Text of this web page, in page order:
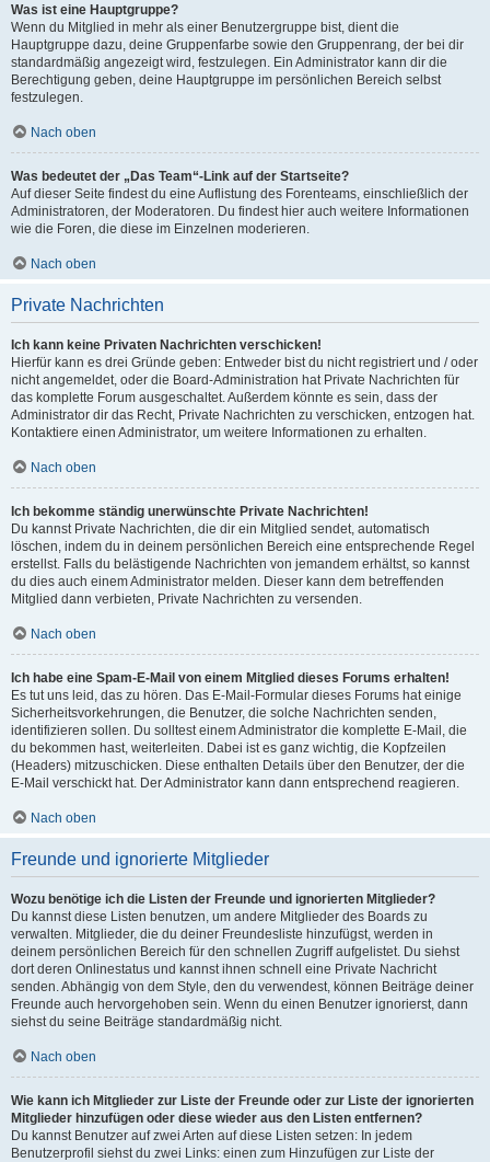
Was ist eine Hauptgruppe?
Wenn du Mitglied in mehr als einer Benutzergruppe bist, dient die
Hauptgruppe dazu, deine Gruppenfarbe sowie den Gruppenrang, der bei dir
standardmäßig angezeigt wird, festzulegen. Ein Administrator kann dir die
Berechtigung geben, deine Hauptgruppe im persönlichen Bereich selbst
festzulegen.
Nach oben
Was bedeutet der „Das Team“-Link auf der Startseite?
Auf dieser Seite findest du eine Auflistung des Forenteams, einschließlich der
Administratoren, der Moderatoren. Du findest hier auch weitere Informationen
wie die Foren, die diese im Einzelnen moderieren.
Nach oben
Private Nachrichten
Ich kann keine Privaten Nachrichten verschicken!
Hierfür kann es drei Gründe geben: Entweder bist du nicht registriert und / oder
nicht angemeldet, oder die Board-Administration hat Private Nachrichten für
das komplette Forum ausgeschaltet. Außerdem könnte es sein, dass der
Administrator dir das Recht, Private Nachrichten zu verschicken, entzogen hat.
Kontaktiere einen Administrator, um weitere Informationen zu erhalten.
Nach oben
Ich bekomme ständig unerwünschte Private Nachrichten!
Du kannst Private Nachrichten, die dir ein Mitglied sendet, automatisch
löschen, indem du in deinem persönlichen Bereich eine entsprechende Regel
erstellst. Falls du belästigende Nachrichten von jemandem erhältst, so kannst
du dies auch einem Administrator melden. Dieser kann dem betreffenden
Mitglied dann verbieten, Private Nachrichten zu versenden.
Nach oben
Ich habe eine Spam-E-Mail von einem Mitglied dieses Forums erhalten!
Es tut uns leid, das zu hören. Das E-Mail-Formular dieses Forums hat einige
Sicherheitsvorkehrungen, die Benutzer, die solche Nachrichten senden,
identifizieren sollen. Du solltest einem Administrator die komplette E-Mail, die
du bekommen hast, weiterleiten. Dabei ist es ganz wichtig, die Kopfzeilen
(Headers) mitzuschicken. Diese enthalten Details über den Benutzer, der die
E-Mail verschickt hat. Der Administrator kann dann entsprechend reagieren.
Nach oben
Freunde und ignorierte Mitglieder
Wozu benötige ich die Listen der Freunde und ignorierten Mitglieder?
Du kannst diese Listen benutzen, um andere Mitglieder des Boards zu
verwalten. Mitglieder, die du deiner Freundesliste hinzufügst, werden in
deinem persönlichen Bereich für den schnellen Zugriff aufgelistet. Du siehst
dort deren Onlinestatus und kannst ihnen schnell eine Private Nachricht
senden. Abhängig von dem Style, den du verwendest, können Beiträge deiner
Freunde auch hervorgehoben sein. Wenn du einen Benutzer ignorierst, dann
siehst du seine Beiträge standardmäßig nicht.
Nach oben
Wie kann ich Mitglieder zur Liste der Freunde oder zur Liste der ignorierten
Mitglieder hinzufügen oder diese wieder aus den Listen entfernen?
Du kannst Benutzer auf zwei Arten auf diese Listen setzen: In jedem
Benutzerprofil siehst du zwei Links: einen zum Hinzufügen zur Liste der